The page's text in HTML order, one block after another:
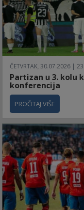
ČETVRTAK, 30.07.2026 |
Partizan u 3. kolu
konferencija
PROČITAJ VIŠE